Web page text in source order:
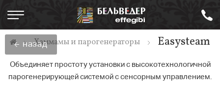
Хаммамы и парогенераторы Easysteam
Объединяет простоту установки с высокотехнологичной
парогенерирующей системой с сенсорным управлением.
назад